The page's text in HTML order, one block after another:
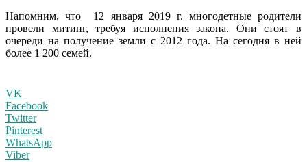
Напомним, что 12 января 2019 г. многодетные родители
провели митинг, требуя исполнения закона. Они стоят в
очереди на получение земли с 2012 года. На сегодня в ней
более 1 200 семей.
VK
Facebook
Twitter
Pinterest
WhatsApp
Viber